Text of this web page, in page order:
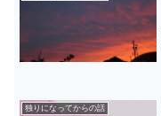
独りになってからの話